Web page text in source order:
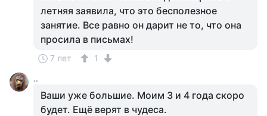
летняя заявила, что это бесполезное
занятие. Все равно он дарит не то, что она
просила в письмах!
7 лет
1
..
Ваши уже большие. Моим 3 и 4 года скоро
будет. Ещё верят в чудеса.